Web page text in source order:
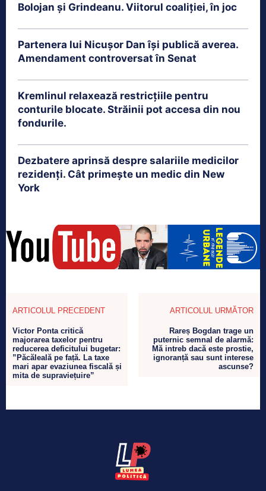
Bolojan și Grindeanu. Viitorul coaliției, în joc
Partenera lui Nicușor Dan își publică averea.
Amendament controversat în Senat
Kremlinul relaxează restricțiile pentru
conturile blocate. Străinii pot accesa din nou
fondurile.
Dezbatere aprinsă despre salariile medicilor
rezidenți. Cât primește un medic din New
York
ARTICOLUL PRECEDENT
Victor Ponta critică
majorarea taxelor pentru
reducerea deficitului bugetar:
”Păcăleală pe față. La taxe
mari apar evaziunea fiscală și
mita de supraviețuire”
ARTICOLUL URMĂTOR
Rareș Bogdan trage un
puternic semnal de alarmă:
Mă intreb dacă este prostie,
ignoranță sau sunt interese
ascunse?